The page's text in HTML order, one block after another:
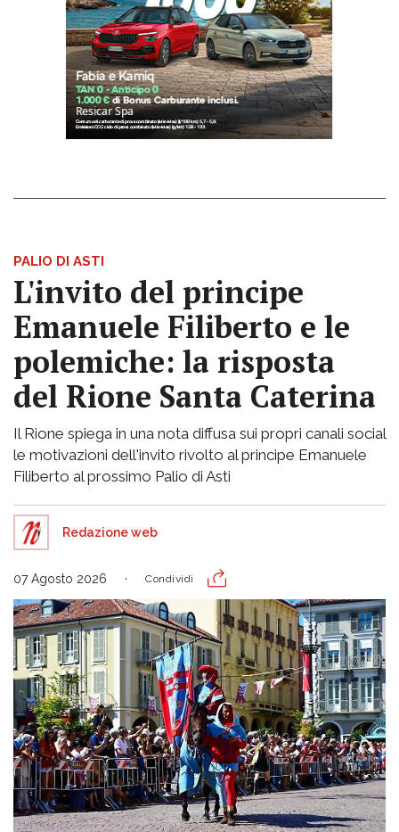
PALIO DI ASTI
L'invito del principe
Emanuele Filiberto e le
polemiche: la risposta
del Rione Santa Caterina
Il Rione spiega in una nota diffusa sui propri canali social
le motivazioni dell'invito rivolto al principe Emanuele
Filiberto al prossimo Palio di Asti
Redazione web
07 Agosto 2026 Condividi